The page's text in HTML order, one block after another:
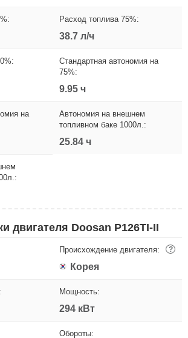
Расход топлива 75%:
38.7 л/ч
Стандартная автономия на
75%:
9.95 ч
на
Автономия на внешнем
топливном баке 1000л.:
25.84 ч
двигателя Doosan P126TI-II
Происхождение двигателя: ?
Корея
Мощность:
294 кВт
Обороты: